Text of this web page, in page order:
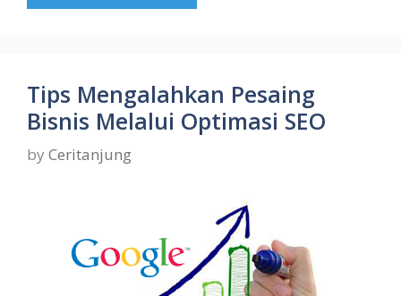
Tips Mengalahkan Pesaing
Bisnis Melalui Optimasi SEO
by Ceritanjung